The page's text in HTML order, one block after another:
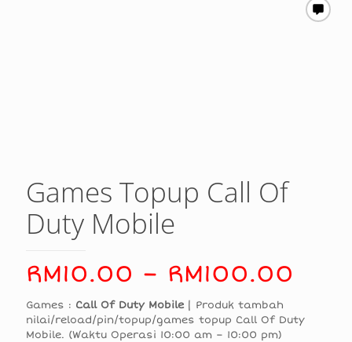
Games Topup Call Of
Duty Mobile
RM10.00 – RM100.00
Games : Call Of Duty Mobile | Produk tambah
nilai/reload/pin/topup/games topup Call Of Duty
Mobile. (Waktu Operasi 10:00 am – 10:00 pm)